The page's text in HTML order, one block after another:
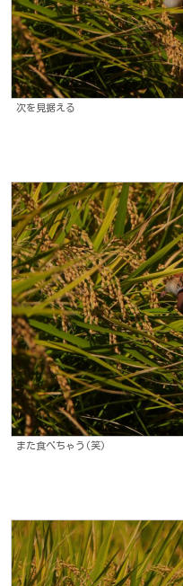
次を見据える
また食べちゃう(笑)